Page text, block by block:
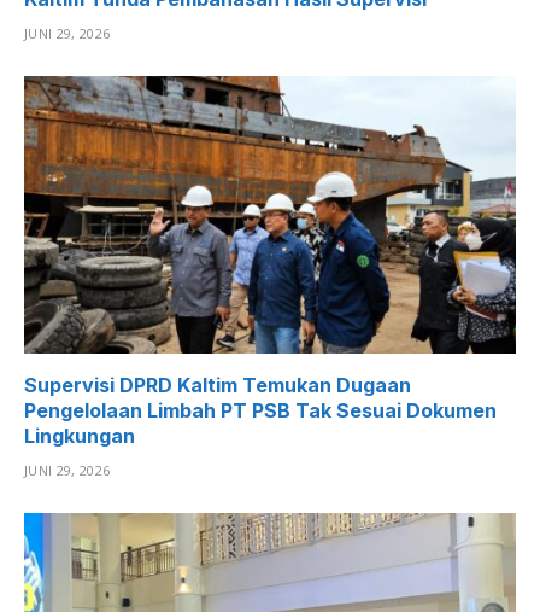
JUNI 29, 2026
Supervisi DPRD Kaltim Temukan Dugaan
Pengelolaan Limbah PT PSB Tak Sesuai Dokumen
Lingkungan
JUNI 29, 2026